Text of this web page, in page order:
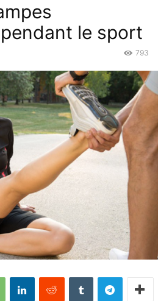
le sport
793